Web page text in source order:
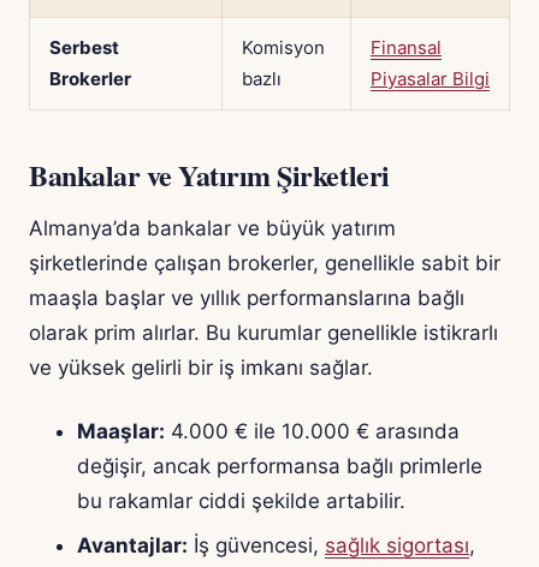
Serbest
Brokerler
Komisyon
bazlı
Finansal
Piyasalar Bilgi
Bankalar ve Yatırım Şirketleri
Almanya’da bankalar ve büyük yatırım
şirketlerinde çalışan brokerler, genellikle sabit bir
maaşla başlar ve yıllık performanslarına bağlı
olarak prim alırlar. Bu kurumlar genellikle istikrarlı
ve yüksek gelirli bir iş imkanı sağlar.
Maaşlar: 4.000 € ile 10.000 € arasında
değişir, ancak performansa bağlı primlerle
bu rakamlar ciddi şekilde artabilir.
Avantajlar: İş güvencesi, sağlık sigortası,